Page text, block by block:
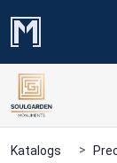
Katalogs